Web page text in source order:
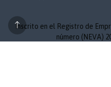
Inscrito en el Registro de
número (NEVA)